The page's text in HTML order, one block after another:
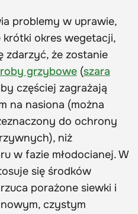
problemy w uprawie,
okres wegetacji,
zdarzyć, że zostanie
grzybowe (szara
częściej zagrażają
na nasiona (można
do ochrony
niż
w fazie młodocianej. W
się środków
porażone siewki i
czystym